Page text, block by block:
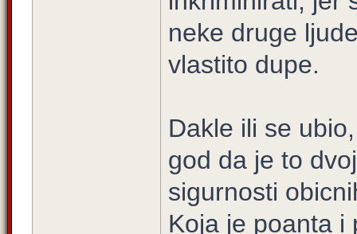
neke druge
vlastito dupe.
Dakle ili se
god da je to
sigurnosti
Koja je poanta i